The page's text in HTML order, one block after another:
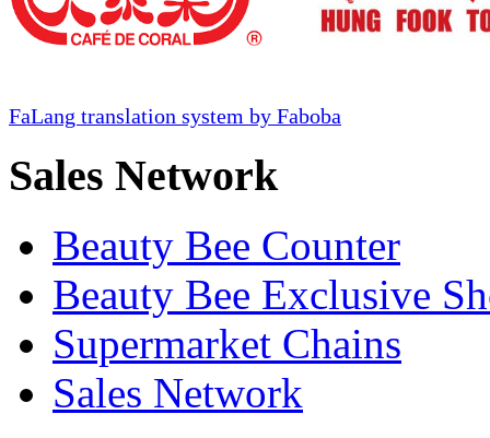
FaLang translation system by Faboba
Sales Network
Beauty Bee Counter
Beauty Bee Exclusive
Supermarket Chains
Sales Network